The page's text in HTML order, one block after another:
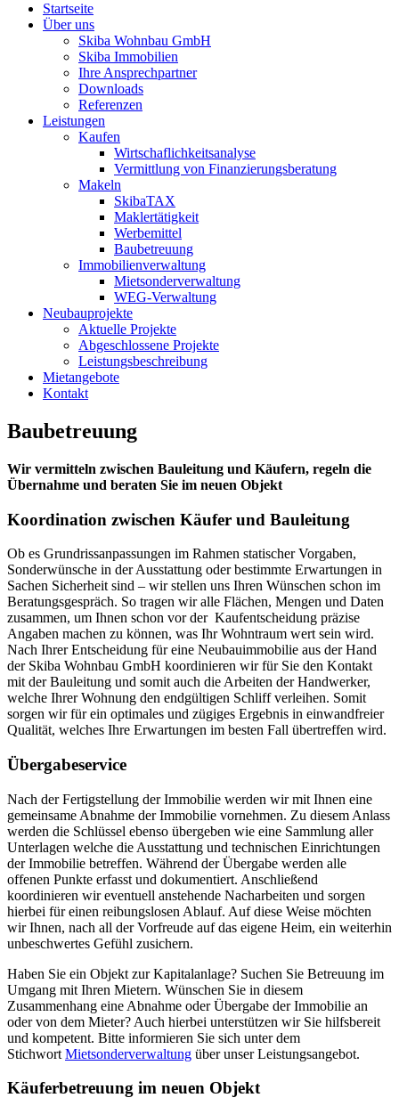
Startseite
Über uns
Skiba Wohnbau GmbH
Skiba Immobilien
Ihre Ansprechpartner
Downloads
Referenzen
Leistungen
Kaufen
Wirtschaflichkeitsanalyse
Vermittlung von Finanzierungsberatung
Makeln
SkibaTAX
Maklertätigkeit
Werbemittel
Baubetreuung
Immobilienverwaltung
Mietsonderverwaltung
WEG-Verwaltung
Neubauprojekte
Aktuelle Projekte
Abgeschlossene Projekte
Leistungsbeschreibung
Mietangebote
Kontakt
Baubetreuung
Wir vermitteln zwischen Bauleitung und Käufern, regeln die
Übernahme und beraten Sie im neuen Objekt
Koordination zwischen Käufer und Bauleitung
Ob es Grundrissanpassungen im Rahmen statischer Vorgaben,
Sonderwünsche in der Ausstattung oder bestimmte Erwartungen in
Sachen Sicherheit sind – wir stellen uns Ihren Wünschen schon im
Beratungsgespräch. So tragen wir alle Flächen, Mengen und Daten
zusammen, um Ihnen schon vor der Kaufentscheidung präzise
Angaben machen zu können, was Ihr Wohntraum wert sein wird.
Nach Ihrer Entscheidung für eine Neubauimmobilie aus der Hand
der Skiba Wohnbau GmbH koordinieren wir für Sie den Kontakt
mit der Bauleitung und somit auch die Arbeiten der Handwerker,
welche Ihrer Wohnung den endgültigen Schliff verleihen. Somit
sorgen wir für ein optimales und zügiges Ergebnis in einwandfreier
Qualität, welches Ihre Erwartungen im besten Fall übertreffen wird.
Übergabeservice
Nach der Fertigstellung der Immobilie werden wir mit Ihnen eine
gemeinsame Abnahme der Immobilie vornehmen. Zu diesem Anlass
werden die Schlüssel ebenso übergeben wie eine Sammlung aller
Unterlagen welche die Ausstattung und technischen Einrichtungen
der Immobilie betreffen. Während der Übergabe werden alle
offenen Punkte erfasst und dokumentiert. Anschließend
koordinieren wir eventuell anstehende Nacharbeiten und sorgen
hierbei für einen reibungslosen Ablauf. Auf diese Weise möchten
wir Ihnen, nach all der Vorfreude auf das eigene Heim, ein weiterhin
unbeschwertes Gefühl zusichern.
Haben Sie ein Objekt zur Kapitalanlage? Suchen Sie Betreuung im
Umgang mit Ihren Mietern. Wünschen Sie in diesem
Zusammenhang eine Abnahme oder Übergabe der Immobilie an
oder von dem Mieter? Auch hierbei unterstützen wir Sie hilfsbereit
und kompetent. Bitte informieren Sie sich unter dem
Stichwort Mietsonderverwaltung über unser Leistungsangebot.
Käuferbetreuung im neuen Objekt